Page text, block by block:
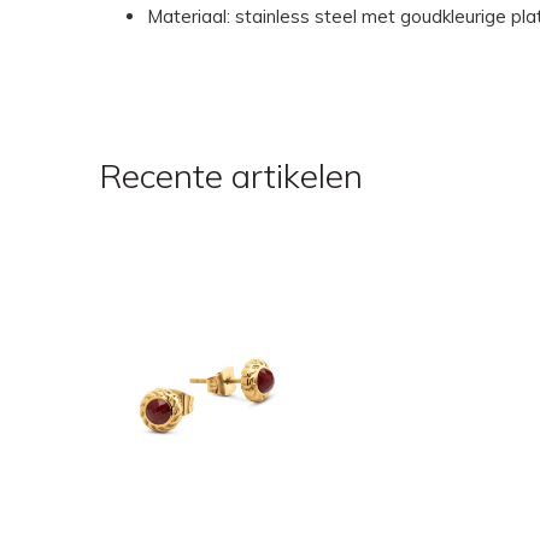
Materiaal: stainless steel met goudkleurige
Recente artikelen